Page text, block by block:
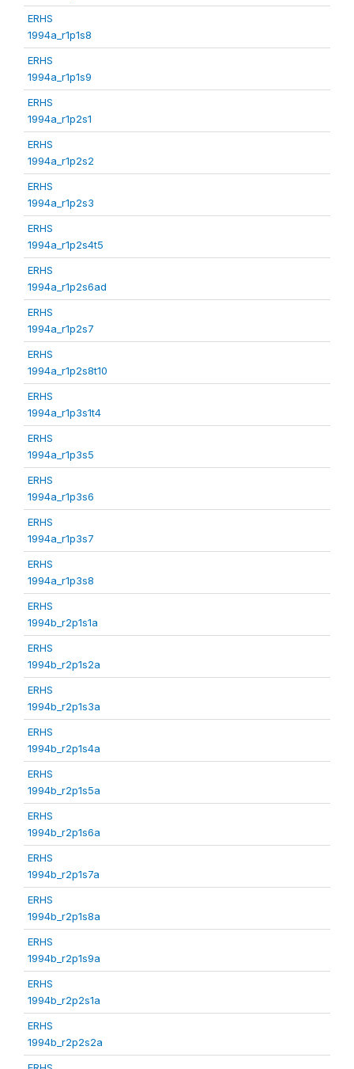
ERHS
1994a_r1p1s8
ERHS
1994a_r1p1s9
ERHS
1994a_r1p2s1
ERHS
1994a_r1p2s2
ERHS
1994a_r1p2s3
ERHS
1994a_r1p2s4t5
ERHS
1994a_r1p2s6ad
ERHS
1994a_r1p2s7
ERHS
1994a_r1p2s8t10
ERHS
1994a_r1p3s1t4
ERHS
1994a_r1p3s5
ERHS
1994a_r1p3s6
ERHS
1994a_r1p3s7
ERHS
1994a_r1p3s8
ERHS
1994b_r2p1s1a
ERHS
1994b_r2p1s2a
ERHS
1994b_r2p1s3a
ERHS
1994b_r2p1s4a
ERHS
1994b_r2p1s5a
ERHS
1994b_r2p1s6a
ERHS
1994b_r2p1s7a
ERHS
1994b_r2p1s8a
ERHS
1994b_r2p1s9a
ERHS
1994b_r2p2s1a
ERHS
1994b_r2p2s2a